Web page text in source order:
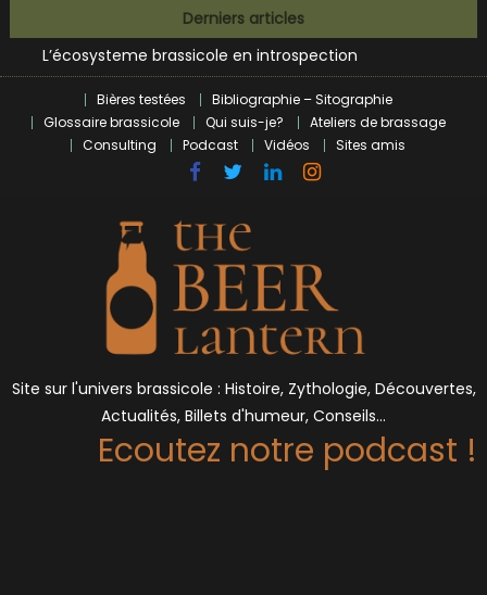
to
content
Derniers articles
L’écosysteme brassicole en introspection
Zoumaï : pionnier de la révolution craft à Marseille
L’intelligence artificielle dans le milieu brassicole
BrewDog racheté par Tilray pour une bouchée de pain ?
Bières et célébrités
Bières testées
Bibliographie – Sitographie
Glossaire brassicole
Qui suis-je?
Ateliers de brassage
Consulting
Podcast Vidéos Sites amis
Site sur l'univers brassicole : Histoire, Zythologie, Découvertes,
Actualités, Billets d'humeur, Conseils…
Ecoutez notre podcast !